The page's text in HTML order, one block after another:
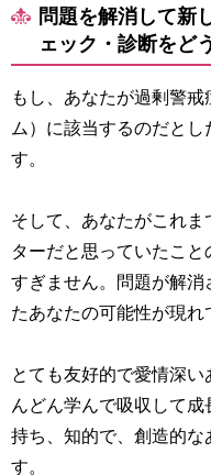
問題を解消して新
ェック・診断をど
もし、あなたが過剰警
ム）に該当するのだと
す。
そして、あなたがこれ
ターだと思っていたこ
すぎません。問題が解消
たあなたの可能性が現れ
とても友好的で愛情深
んどん学んで吸収して
持ち、知的で、創造的
す。